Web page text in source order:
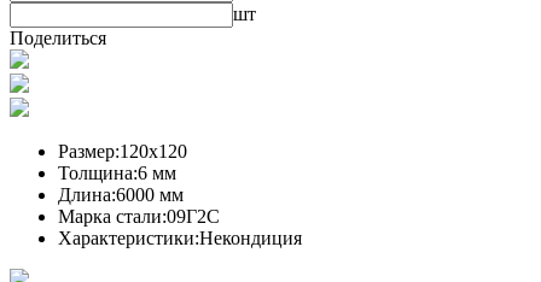
шт
Поделиться
Размер:120х120
Толщина:6 мм
Длина:6000 мм
Марка стали:09Г2С
Характеристики:Некондиция